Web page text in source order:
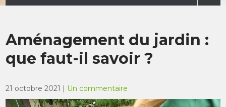
Aménagement du jardin :
que faut-il savoir ?
21 octobre 2021 | Un commentaire